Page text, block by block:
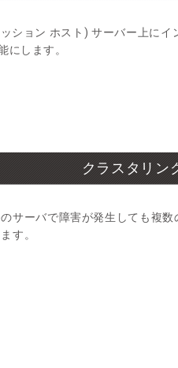
ション ホスト) サーバー上に
にします。
クラスタリン
サーバで障害が発生しても複
す。